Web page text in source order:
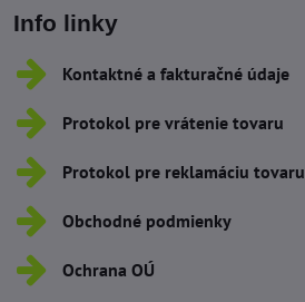
Info linky
Kontaktné a fakturačné údaje
Protokol pre vrátenie tovaru
Protokol pre reklamáciu tovaru
Obchodné podmienky
Ochrana OÚ